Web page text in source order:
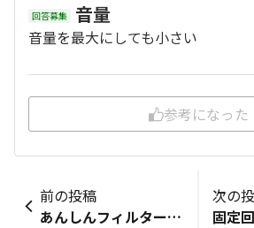
回答募集 音量
音量を最大にしても小さい
参考になった
前の投稿
あんしんフィルターについて
次の
固定